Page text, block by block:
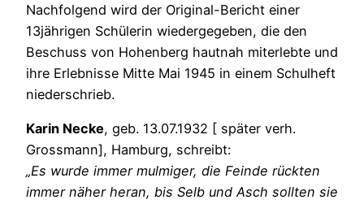
Nachfolgend wird der Original-Bericht einer
13jährigen Schülerin wiedergegeben, die den
Beschuss von Hohenberg hautnah miterlebte und
ihre Erlebnisse Mitte Mai 1945 in einem Schulheft
niederschrieb.
Karin Necke, geb. 13.07.1932 [ später verh.
Grossmann], Hamburg, schreibt:
„Es wurde immer mulmiger, die Feinde rückten
immer näher heran, bis Selb und Asch sollten sie